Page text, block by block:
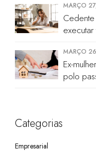
MARÇO
MARÇO
Ex-
polo
Categorias
Empresarial